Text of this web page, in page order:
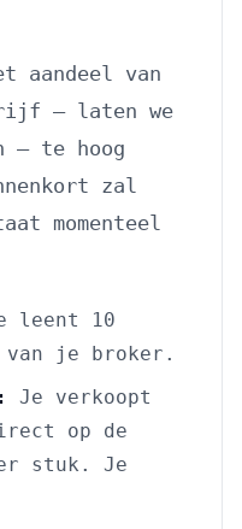
aandeel van
— laten we
— te hoog
zal
momenteel
leent 10
van je broker.
Je verkoopt
op de
stuk. Je